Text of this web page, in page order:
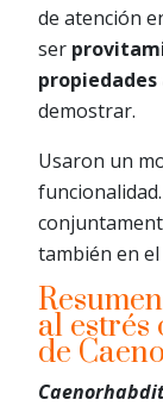
de atención
ser
demostrar.
Usaron un
también en el
al estrés
de